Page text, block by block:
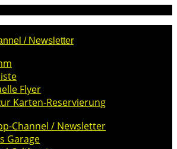
/ Newsletter
Flyer
Karten-Reservierung
Channel / Newsletter
Garage